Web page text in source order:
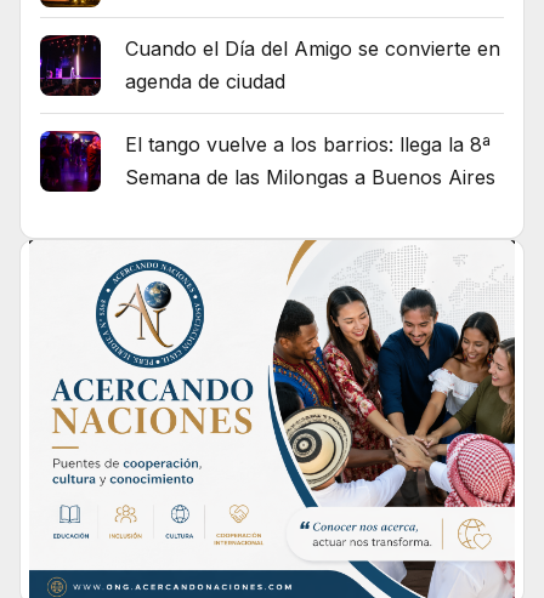
Cuando el Día del Amigo se convierte en
agenda de ciudad
El tango vuelve a los barrios: llega la 8ª
Semana de las Milongas a Buenos Aires